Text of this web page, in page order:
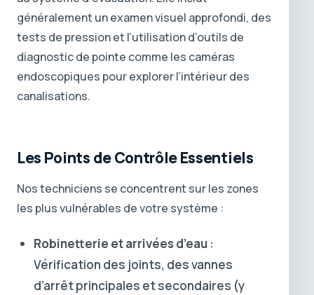
généralement un examen visuel approfondi, des
tests de pression et l’utilisation d’outils de
diagnostic de pointe comme les caméras
endoscopiques pour explorer l’intérieur des
canalisations.
Les Points de Contrôle Essentiels
Nos techniciens se concentrent sur les zones
les plus vulnérables de votre système :
Robinetterie et arrivées d’eau :
Vérification des joints, des vannes
d’arrêt principales et secondaires (y